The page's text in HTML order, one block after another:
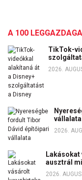
A 100
TikTok-
2026.
vállalata
2026.
ausztrál
2026.